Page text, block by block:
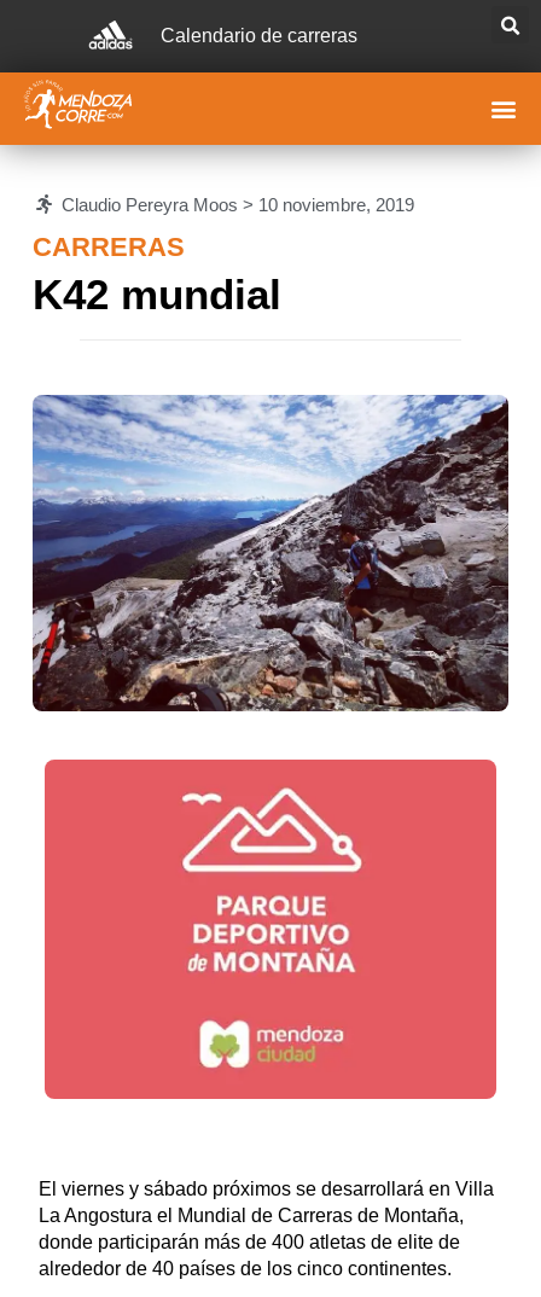
Calendario de carreras
Claudio Pereyra Moos > 10 noviembre, 2019
CARRERAS
K42 mundial
El viernes y sábado próximos se desarrollará en Villa
La Angostura el Mundial de Carreras de Montaña,
donde participarán más de 400 atletas de elite de
alrededor de 40 países de los cinco continentes.